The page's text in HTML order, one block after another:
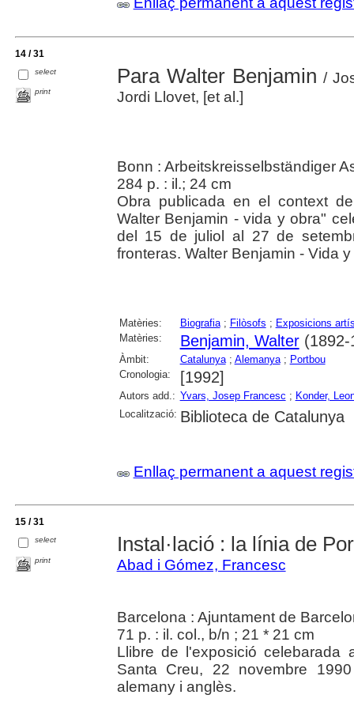
14 / 31
select
print
Para Walter Benjamin /
Jordi Llovet, [et al.]
Bonn : Arbeitskreisselbständiger
284 p. : il.; 24 cm
Obra publicada en el context
Walter Benjamin - vida y obra"
del 15 de juliol al 27 de
fronteras. Walter Benjamin - Vida
Matèries: Biografia; Filòsofs ; Exposicions
Matèries:
Benjamin, Walter(1892-
Àmbit: Catalunya; Alemanya; Portbou
Cronologia:
[1992]
Autors add.: Yvars, Josep Francesc ; Konder,
Localització: Biblioteca de Catalunya
Enllaç permanent a aquest
15 / 31
select
print
Instal·lació : la línia de
Abad i Gómez, Francesc
Barcelona : Ajuntament de
71 p. : il. col., b/n ; 21 * 21 cm
Llibre de l'exposició
Santa Creu, 22 novembre
alemany i anglès.